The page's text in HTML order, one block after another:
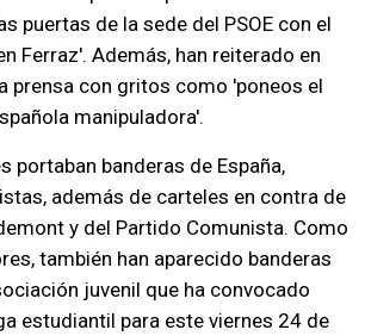
puertas de la sede del PSOE con el
Ferraz'. Además, han reiterado en
prensa con gritos como 'poneos el
manipuladora'.
portaban banderas de España,
además de carteles en contra de
y del Partido Comunista. Como
también han aparecido banderas
juvenil que ha convocado
estudiantil para este viernes 24 de